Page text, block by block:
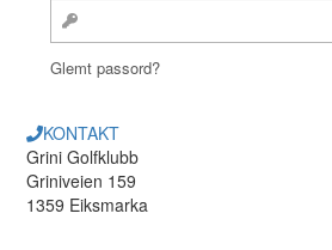
Glemt passord?
KONTAKT
Grini Golfklubb
Griniveien 159
1359 Eiksmarka